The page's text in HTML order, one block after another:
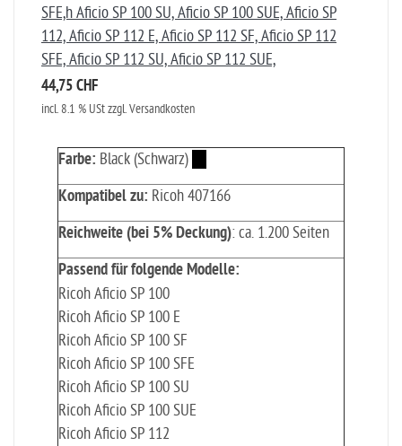
SFE,h Aficio SP 100 SU, Aficio SP 100 SUE, Aficio SP
112, Aficio SP 112 E, Aficio SP 112 SF, Aficio SP 112
SFE, Aficio SP 112 SU, Aficio SP 112 SUE,
44,75 CHF
incl. 8.1 % USt zzgl. Versandkosten
Farbe: Black (Schwarz)
Kompatibel zu: Ricoh 407166
Reichweite (bei 5% Deckung): ca. 1.200 Seiten
Passend für folgende Modelle:
Ricoh Aficio SP 100
Ricoh Aficio SP 100 E
Ricoh Aficio SP 100 SF
Ricoh Aficio SP 100 SFE
Ricoh Aficio SP 100 SU
Ricoh Aficio SP 100 SUE
Ricoh Aficio SP 112